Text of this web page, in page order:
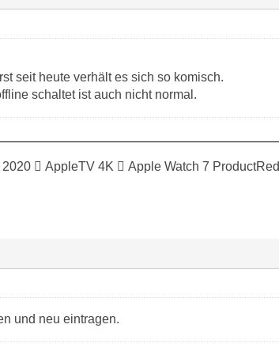
seit heute verhält es sich so komisch.
schaltet ist auch nicht normal.
 AppleTV 4K  Apple Watch 7 ProductRed
und neu eintragen.